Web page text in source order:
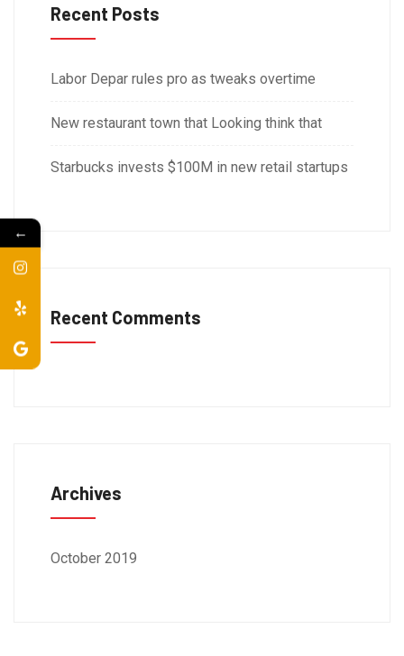
Recent Posts
Labor Depar rules pro as tweaks overtime
New restaurant town that Looking think that
Starbucks invests $100M in new retail startups
Recent Comments
Archives
October 2019
←